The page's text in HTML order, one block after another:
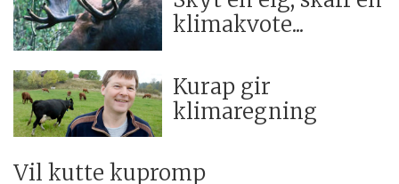
klimakvote...
Kurap gir
klimaregning
Vil kutte kupromp